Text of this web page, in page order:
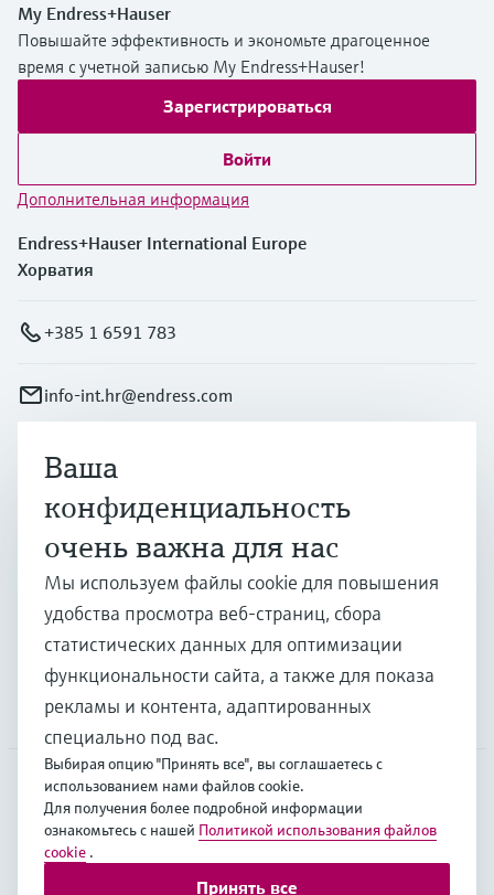
My Endress+Hauser
Повышайте эффективность и экономьте драгоценное
время с учетной записью My Endress+Hauser!
Зарегистрироваться
Войти
Дополнительная информация
Endress+Hauser International Europe
Хорватия
+385 1 6591 783
info-int.hr@endress.com
Продукты и услуги
Отрасли
Поддержка
Компания
EUS•Русский
Ваша
конфиденциальность
очень важна для нас
Мы используем файлы cookie для повышения
удобства просмотра веб-страниц, сбора
статистических данных для оптимизации
функциональности сайта, а также для показа
рекламы и контента, адаптированных
специально под вас.
Выбирая опцию "Принять все", вы соглашаетесь с
использованием нами файлов cookie.
Для получения более подробной информации
ознакомьтесь с нашей Политикой использования файлов
cookie .
Принять все